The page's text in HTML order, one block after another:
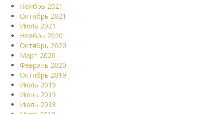
Ноябрь 2021
Октябрь 2021
Июль 2021
Ноябрь 2020
Октябрь 2020
Март 2020
Февраль 2020
Октябрь 2019
Июль 2019
Июнь 2019
Июль 2018